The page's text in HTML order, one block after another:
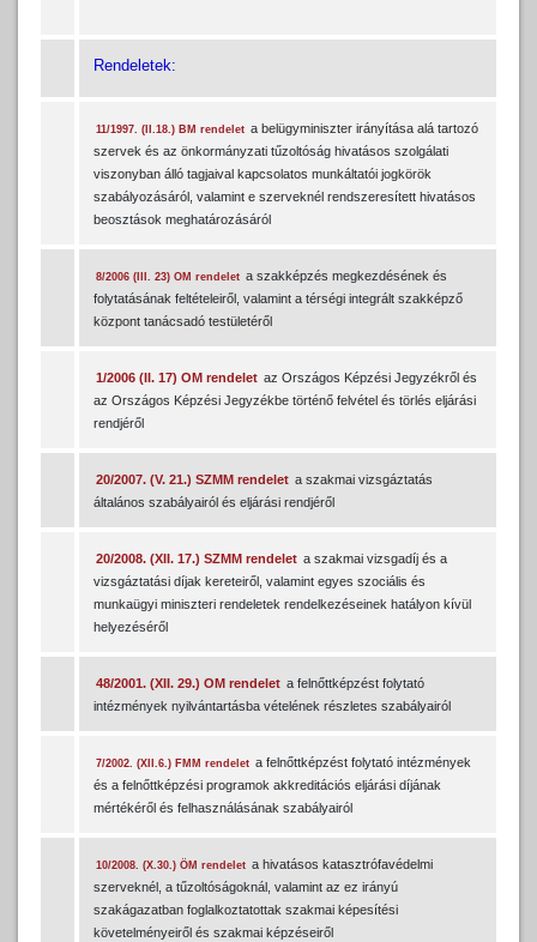
Rendeletek:
11/1997. (II.18.) BM rendelet a belügyminiszter irányítása alá tartozó
szervek és az önkormányzati tűzoltóság hivatásos szolgálati
viszonyban álló tagjaival kapcsolatos munkáltatói jogkörök
szabályozásáról, valamint e szerveknél rendszeresített hivatásos
beosztások meghatározásáról
8/2006 (III. 23) OM rendelet a szakképzés megkezdésének és
folytatásának feltételeiről, valamint a térségi integrált szakképző
központ tanácsadó testületéről
1/2006 (II. 17) OM rendelet az Országos Képzési Jegyzékről és
az Országos Képzési Jegyzékbe történő felvétel és törlés eljárási
rendjéről
20/2007. (V. 21.) SZMM rendelet a szakmai vizsgáztatás
általános szabályairól és eljárási rendjéről
20/2008. (XII. 17.) SZMM rendelet a szakmai vizsgadíj és a
vizsgáztatási díjak kereteiről, valamint egyes szociális és
munkaügyi miniszteri rendeletek rendelkezéseinek hatályon kívül
helyezéséről
48/2001. (XII. 29.) OM rendelet a felnőttképzést folytató
intézmények nyilvántartásba vételének részletes szabályairól
7/2002. (XII.6.) FMM rendelet a felnőttképzést folytató intézmények
és a felnőttképzési programok akkreditációs eljárási díjának
mértékéről és felhasználásának szabályairól
10/2008. (X.30.) ÖM rendelet a hivatásos katasztrófavédelmi
szerveknél, a tűzoltóságoknál, valamint az ez irányú
szakágazatban foglalkoztatottak szakmai képesítési
követelményeiről és szakmai képzéseiről